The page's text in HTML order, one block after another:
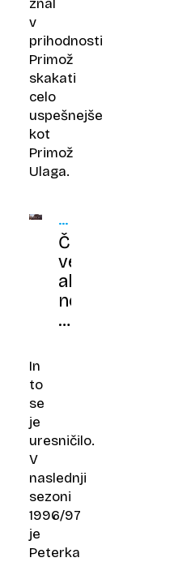
znal
v
prihodnosti
Primož
skakati
celo
uspešnejše
kot
Primož
Ulaga.
NEDELJSKI
PRED
30
LETI
Če
verjamete
ali
ne,
v
In
to
se
je
uresničilo.
V
naslednji
sezoni
1996/97
je
Peterka